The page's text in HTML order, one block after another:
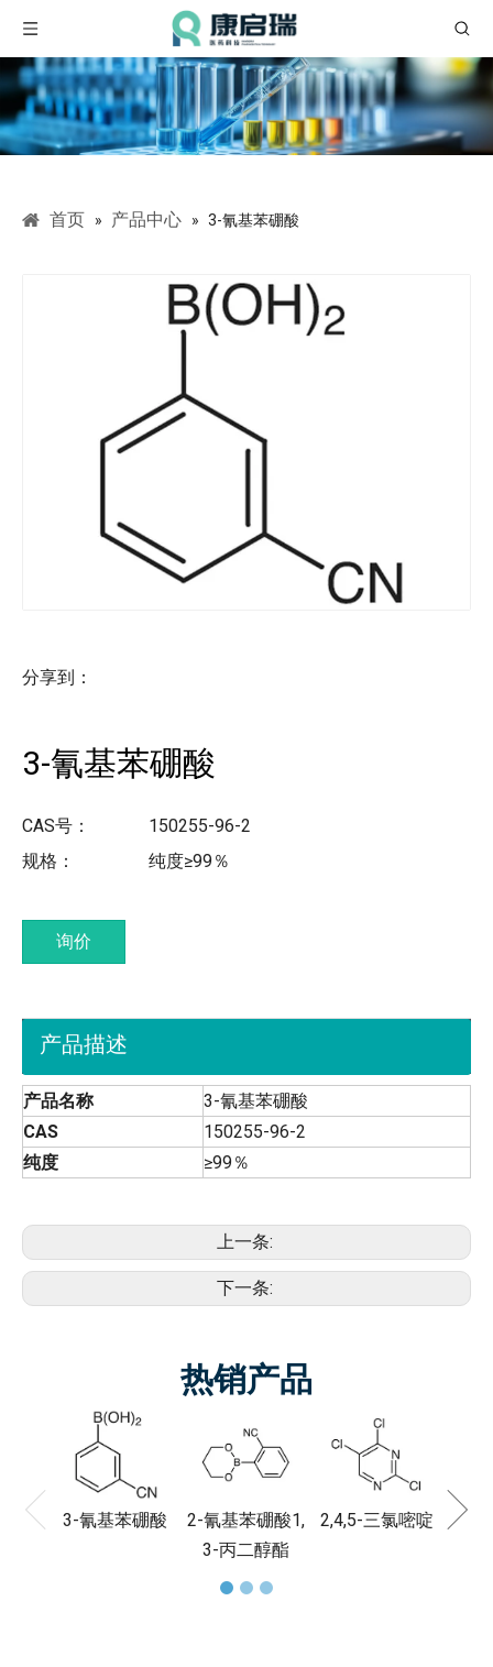
首页 » 产品中心 » 3-氰基苯硼酸
分享到：
3-氰基苯硼酸
CAS号：
150255-96-2
规格：
纯度≥99％
询价
产品描述
产品名称
3-氰基苯硼酸
CAS
150255-96-2
纯度
≥99％
上一条:
下一条:
热销产品
3-氰基苯硼酸
2-氰基苯硼酸1,
3-丙二醇酯
2,4,5-三氯嘧啶